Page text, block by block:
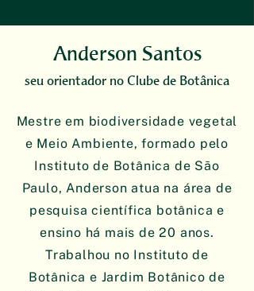
Anderson Santos
seu orientador no Clube de Botânica
Mestre em biodiversidade vegetal
e Meio Ambiente, formado pelo
Instituto de Botânica de São
Paulo, Anderson atua na área de
pesquisa científica botânica e
ensino há mais de 20 anos.
Trabalhou no Instituto de
Botânica e Jardim Botânico de